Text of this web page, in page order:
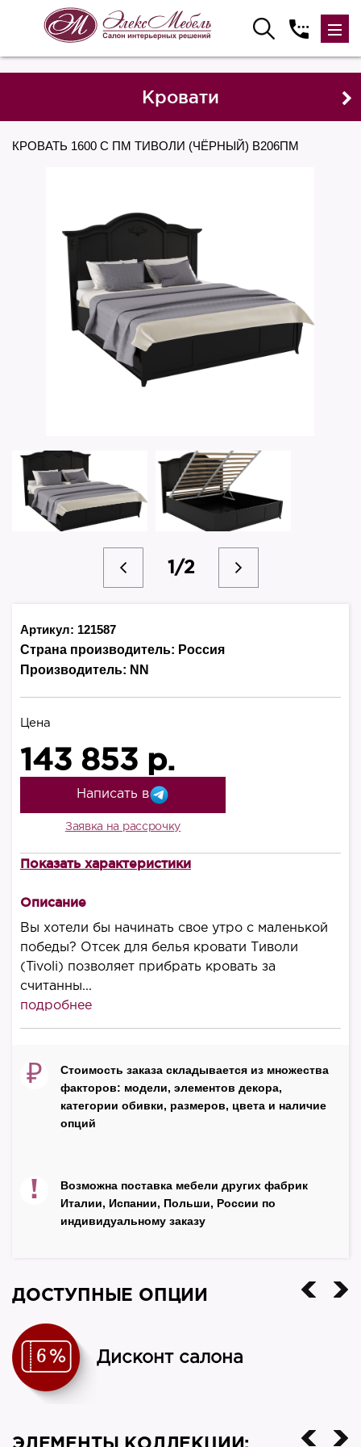
Кровати
КРОВАТЬ 1600 С ПМ ТИВОЛИ (ЧЁРНЫЙ) B206ПМ
1/2
Артикул: 121587
Страна производитель: Россия
Производитель: NN
Цена
143 853 р.
Написать в
Заявка на рассрочку
Высота, мм
Ширина, мм
1790
Длина, мм
Материал корпуса
Бельевой ящик
Подъёмный механизм
есть
Производитель
Россия
Показать характеристики
Описание
Вы хотели бы начинать свое утро с маленькой
победы? Отсек для белья кровати Тиволи
(Tivoli) позволяет прибрать кровать за
считанны...
подробнее
₽
Стоимость заказа складывается из множества
факторов: модели, элементов декора,
категории обивки, размеров, цвета и наличие
опций
!
Возможна поставка мебели других фабрик
Италии, Испании, Польши, России по
индивидуальному заказу
ДОСТУПНЫЕ ОПЦИИ
Дисконт салона